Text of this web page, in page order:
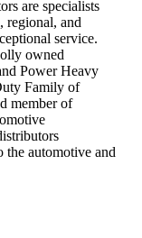
are specialists
regional, and
service.
owned
Power Heavy
Family of
member of
the automotive and